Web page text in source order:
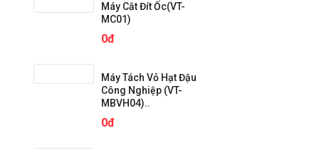
Máy Cắt Đít Ốc(VT-
MC01)
0đ
Máy Tách Vỏ Hạt Đậu
Công Nghiệp (VT-
MBVH04)..
0đ